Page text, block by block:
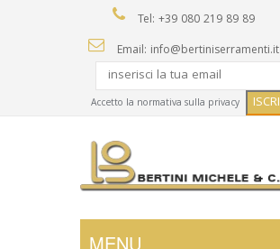
Tel: +39 080 219 89 89
Email: info@bertiniserramenti.it
Accetto la normativa sulla privacy